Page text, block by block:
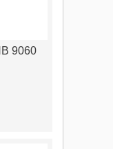
9060